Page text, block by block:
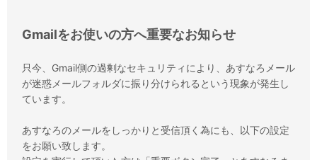
Gmailをお使いの方へ重要なお知らせ
只今、Gmail側の過剰なセキュリティにより、あすなろメール
が迷惑メールフォルダに振り分けられるという現象が発生し
ています。
あすなろのメールをしっかりと受信頂く為にも、以下の設定
をお願い致します。